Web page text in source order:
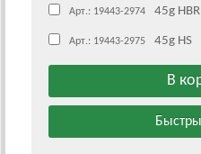
Арт.: 19443-2974 45g HBR
Арт.: 19443-2975 45g HS